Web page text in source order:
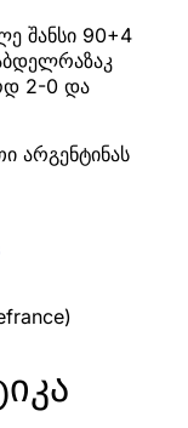
შანსი 90+4
2-0 და
არგენტინას